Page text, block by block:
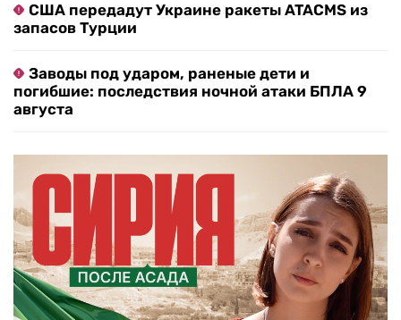
США передадут Украине ракеты ATACMS из
запасов Турции
Заводы под ударом, раненые дети и
погибшие: последствия ночной атаки БПЛА 9
августа